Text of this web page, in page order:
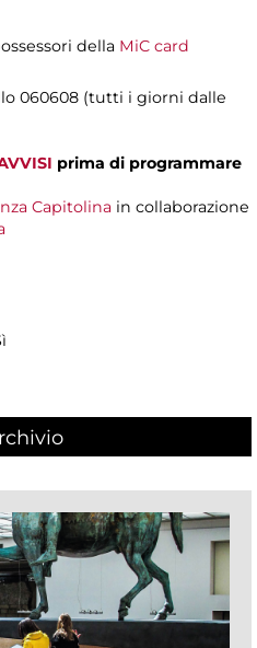
della MiC card
060608 (tutti i giorni dalle
prima di programmare
Capitolina in collaborazione